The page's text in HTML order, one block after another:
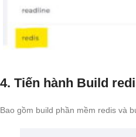
4. Tiến hành Build
Bao gồm build phần mềm redis và